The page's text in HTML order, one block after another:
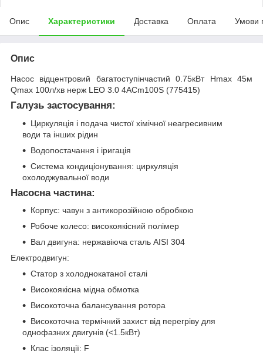
Опис Характеристики Доставка Оплата Умови
Опис
Насос відцентровий багатоступінчастий 0.75кВт Hmax 45м
Qmax 100л/хв нерж LEO 3.0 4ACm100S (775415)
Галузь застосування:
Циркуляція і подача чистої хімічної неагресивним
води та інших рідин
Водопостачання і іригація
Система кондиціонування: циркуляція
охолоджувальної води
Насосна частина:
Корпус: чавун з антикорозійною обробкою
Робоче колесо: високоякісний полімер
Вал двигуна: нержавіюча сталь AISI 304
Електродвигун:
Статор з холоднокатаної сталі
Високоякісна мідна обмотка
Високоточна балансування ротора
Високоточна термічний захист від перегріву для
однофазних двигунів (<1.5кВт)
Клас ізоляції: F